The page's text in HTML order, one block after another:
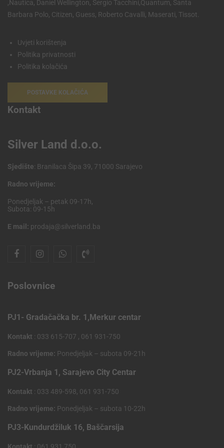
,Nautica, Daniel Wellington, Sergio Tacchini,Quantum, Santa
Barbara Polo, Citizen, Guess, Roberto Cavalli, Maserati, Tissot.
Uvjeti korištenja
Politika privatnosti
Politika kolačića
POSTAVKE KOLAČIĆA
Kontakt
Silver Land d.o.o.
Sjedište: Branilaca Šipa 39, 71000 Sarajevo
Radno vrijeme:
Ponedjeljak – petak 09-17h,
Subota: 09-15h
E mail: prodaja@silverland.ba
Poslovnice
PJ1- Gradačačka br. 1,Merkur centar
Kontakt : 033 615-707 , 061 931-750
Radno vrijeme: Ponedjeljak – subota 09-21h
PJ2-Vrbanja 1, Sarajevo City Centar
Kontakt : 033 489-598, 061 931-750
Radno vrijeme: Ponedjeljak – subota 10-22h
PJ3-Kundurdžiluk 16, Baščarsija